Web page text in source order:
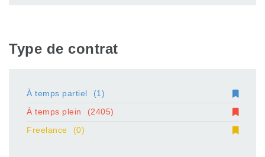
Type de contrat
À temps partiel
(1)
À temps plein
(2405)
Freelance
(0)